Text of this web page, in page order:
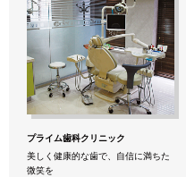
プライム歯科クリニック
美しく健康的な歯で、自信に満ちた
微笑を